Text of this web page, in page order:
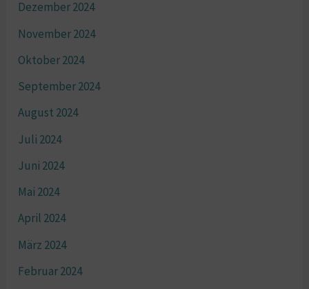
Dezember 2024
November 2024
Oktober 2024
September 2024
August 2024
Juli 2024
Juni 2024
Mai 2024
April 2024
März 2024
Februar 2024